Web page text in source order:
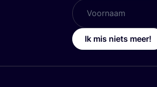
Ik mis niets meer!